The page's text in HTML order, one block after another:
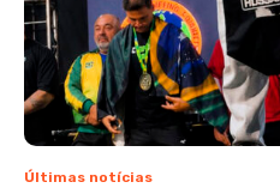
Últimas notícias